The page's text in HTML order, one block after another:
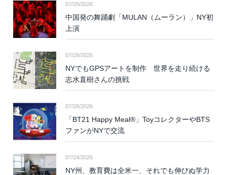
07/28/2026
中国発の舞踊劇「MULAN（ムーラン）」NY初
上演
07/28/2026
NYでもGPSアートを制作 世界を走り続ける
志水直樹さんの挑戦
07/28/2026
「BT21 Happy Meal®」ToyコレクターやBTS
ファンがNYで交流
07/24/2026
NY州、教育費は全米一、それでも伸びぬ学力